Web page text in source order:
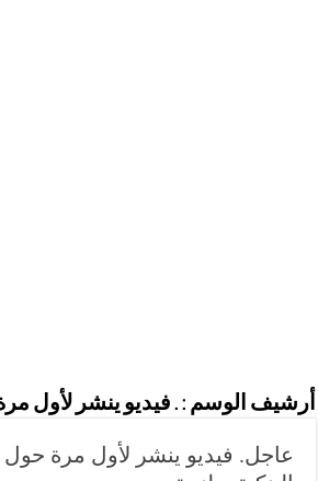
أرشيف الوسم : . فيديو ينشر لأول
عاجل. فيديو ينشر لأول مرة حول